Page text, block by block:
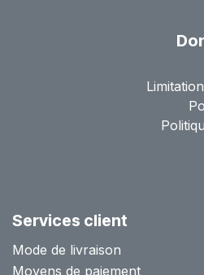
Services client
Mode de livraison
Moyens de paiement